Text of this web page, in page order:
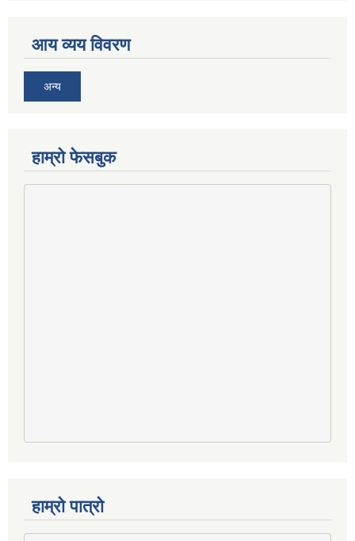
आय व्यय विवरण
अन्य
हाम्राे फेसबुक
हाम्रो पात्रो